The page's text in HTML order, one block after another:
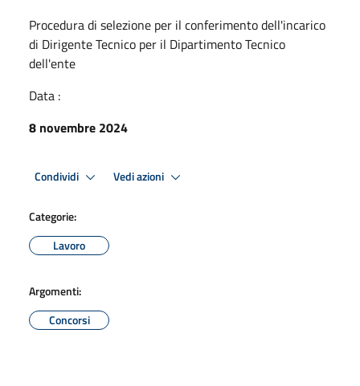
Procedura di selezione per il conferimento dell'incarico
di Dirigente Tecnico per il Dipartimento Tecnico
dell'ente
Data :
8 novembre 2024
Condividi Vedi azioni
Categorie:
Lavoro
Argomenti:
Concorsi